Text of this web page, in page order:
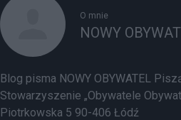
O mnie
NOWY
Blog pisma NOWY OBYWATEL
Stowarzyszenie „Obywatele
Piotrkowska 5 90-406 Łódź